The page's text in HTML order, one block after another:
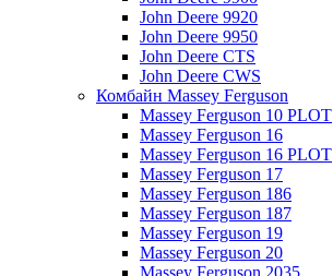
John Deere 9920
John Deere 9950
John Deere CTS
John Deere CWS
Комбайн Massey Ferguson
Massey Ferguson 10 PLOT
Massey Ferguson 16
Massey Ferguson 16 PLOT
Massey Ferguson 17
Massey Ferguson 186
Massey Ferguson 187
Massey Ferguson 19
Massey Ferguson 20
Massey Ferguson 2035